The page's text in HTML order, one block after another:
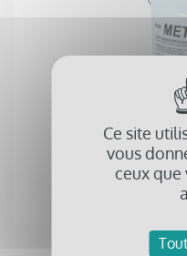
Colle Bi-Composant
Ce site
vous
ceux que